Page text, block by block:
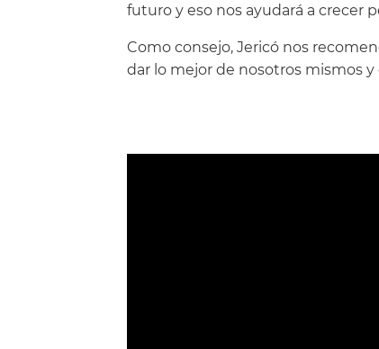
futuro y eso nos ayudará a crecer
Como consejo, Jericó nos
dar lo mejor de nosotros mismos